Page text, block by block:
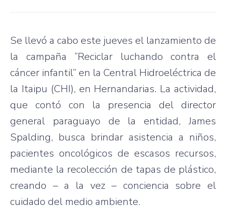
Se llevó a cabo este jueves el lanzamiento de
la campaña “Reciclar luchando contra el
cáncer infantil” en la Central Hidroeléctrica de
la Itaipu (CHI), en Hernandarias. La actividad,
que contó con la presencia del director
general paraguayo de la entidad, James
Spalding, busca brindar asistencia a niños,
pacientes oncológicos de escasos recursos,
mediante la recolección de tapas de plástico,
creando – a la vez – conciencia sobre el
cuidado del medio ambiente.